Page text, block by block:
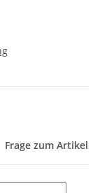
Frage zum Artikel